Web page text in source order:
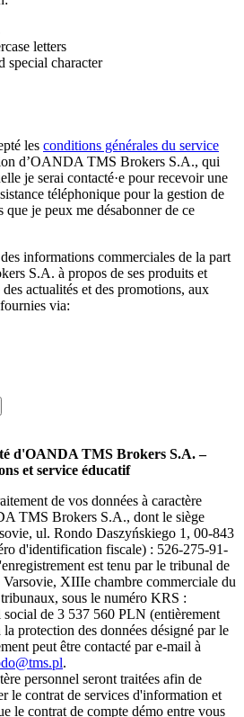
letters
special character
les conditions générales du service
d’OANDA TMS Brokers S.A., qui
je serai contacté·e pour recevoir une
téléphonique pour la gestion de
que je peux me désabonner de ce
informations commerciales de la part
S.A. à propos de ses produits et
actualités et des promotions, aux
via:
d'OANDA TMS Brokers S.A. –
et service éducatif
de vos données à caractère
TMS Brokers S.A., dont le siège
ul. Rondo Daszyńskiego 1, 00-843
d'identification fiscale) : 526-275-91-
est tenu par le tribunal de
XIIIe chambre commerciale du
sous le numéro KRS :
de 3 537 560 PLN (entièrement
protection des données désigné par le
peut être contacté par e-mail à
.
personnel seront traitées afin de
le contrat de services d'information et
le contrat de compte démo entre vous